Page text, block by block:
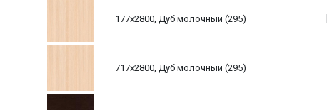
177х2800, Дуб молочный (295)
717х2800, Дуб молочный (295)